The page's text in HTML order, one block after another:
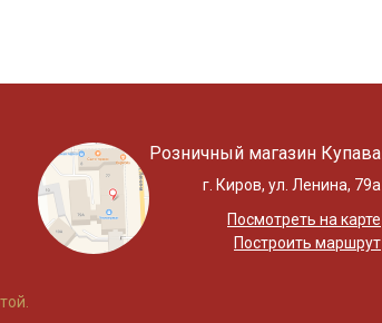
Розничный магазин Купава
г. Киров, ул. Ленина, 79а
Посмотреть на карте
Построить маршрут